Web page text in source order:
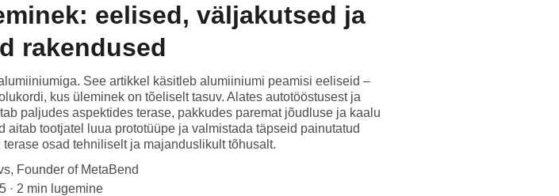
eelised, väljakutsed ja
rakendused
See artikkel käsitleb alumiiniumi peamisi eeliseid –
kus üleminek on tõeliselt tasuv. Alates autotööstusest ja
paljudes aspektides terase, pakkudes paremat jõudluse ja kaalu
tootjatel luua prototüüpe ja valmistada täpseid painutatud
osad tehniliselt ja majanduslikult tõhusalt.
Founder of MetaBend
2 min lugemine